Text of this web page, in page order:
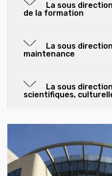
La sous
de la formation
La sous
maintenance
La sous
scientifiques,